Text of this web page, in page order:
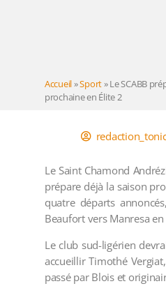
Accueil»Sport»Le SCABB
prochaine en Élite 2
Le Saint Chamond
prépare déjà la saison
quatre départs
Beaufort vers Manresa en
Le club sud-ligérien
accueillir Timothé
passé par Blois et